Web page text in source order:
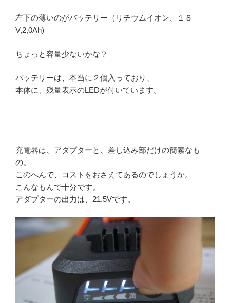
左下の薄いのがバッテリー（リチウムイオン、１８
V,2,0Ah)
ちょっと容量少ないかな？
バッテリーは、本当に２個入っており、
本体に、残量表示のLEDが付いています。
充電器は、アダプターと、差し込み部だけの簡素なも
の。
このへんで、コストをおさえてあるのでしょうか。
こんなもんで十分です。
アダプターの出力は、21.5Vです。